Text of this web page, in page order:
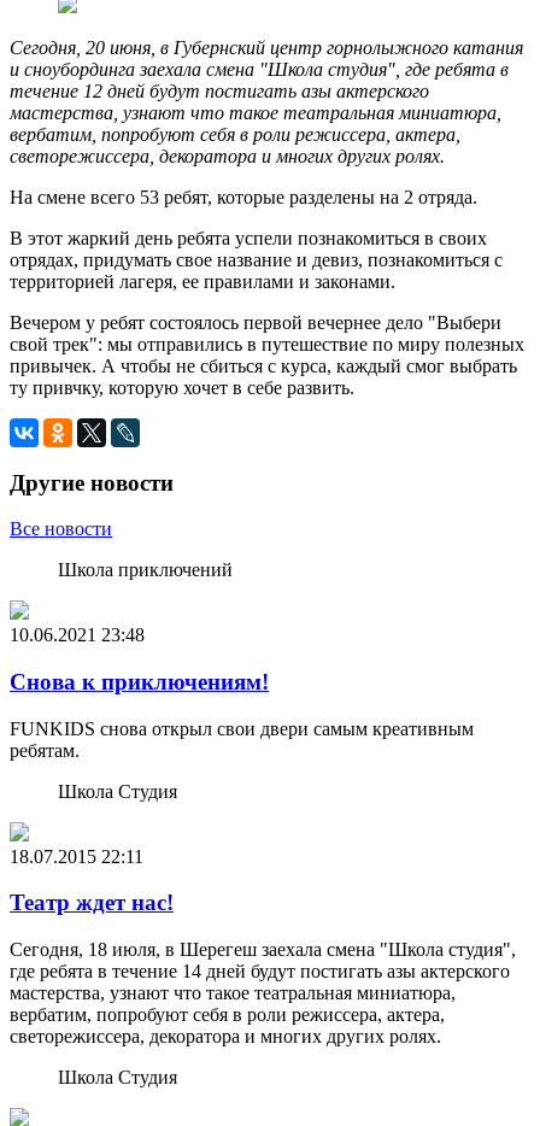
Сегодня, 20 июня, в Губернский центр горнолыжного катания
и сноубординга заехала смена "Школа студия", где ребята в
течение 12 дней будут постигать азы актерского
мастерства, узнают что такое театральная миниатюра,
вербатим, попробуют себя в роли режиссера, актера,
светорежиссера, декоратора и многих других ролях.
На смене всего 53 ребят, которые разделены на 2 отряда.
В этот жаркий день ребята успели познакомиться в своих
отрядах, придумать свое название и девиз, познакомиться с
территорией лагеря, ее правилами и законами.
Вечером у ребят состоялось первой вечернее дело "Выбери
свой трек": мы отправились в путешествие по миру полезных
привычек. А чтобы не сбиться с курса, каждый смог выбрать
ту привчку, которую хочет в себе развить.
Другие новости
Все новости
Школа приключений
10.06.2021 23:48
Снова к приключениям!
FUNKIDS снова открыл свои двери самым креативным
ребятам.
Школа Студия
18.07.2015 22:11
Театр ждет нас!
Сегодня, 18 июля, в Шерегеш заехала смена "Школа студия",
где ребята в течение 14 дней будут постигать азы актерского
мастерства, узнают что такое театральная миниатюра,
вербатим, попробуют себя в роли режиссера, актера,
светорежиссера, декоратора и многих других ролях.
Школа Студия